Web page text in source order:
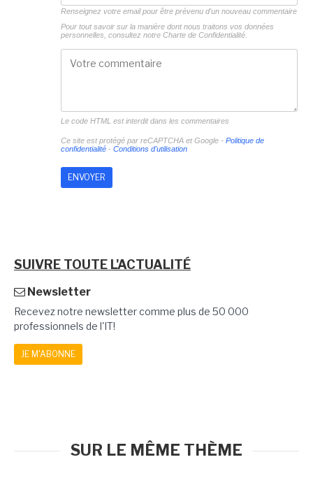
Renseignez votre email pour être prévenu d'un nouveau commentaire
Pour tout savoir sur la manière dont nous traitons vos données
personnelles, consultez notre Charte de Confidentialité.
Le code HTML est interdit dans les commentaires
Ce site est protégé par reCAPTCHA et Google - Politique de
confidentialité- Conditions d'utilisation
SUIVRE TOUTE L'ACTUALITÉ
Newsletter
Recevez notre newsletter comme plus de 50 000
professionnels de l'IT!
JE M'ABONNE
SUR LE MÊME THÈME